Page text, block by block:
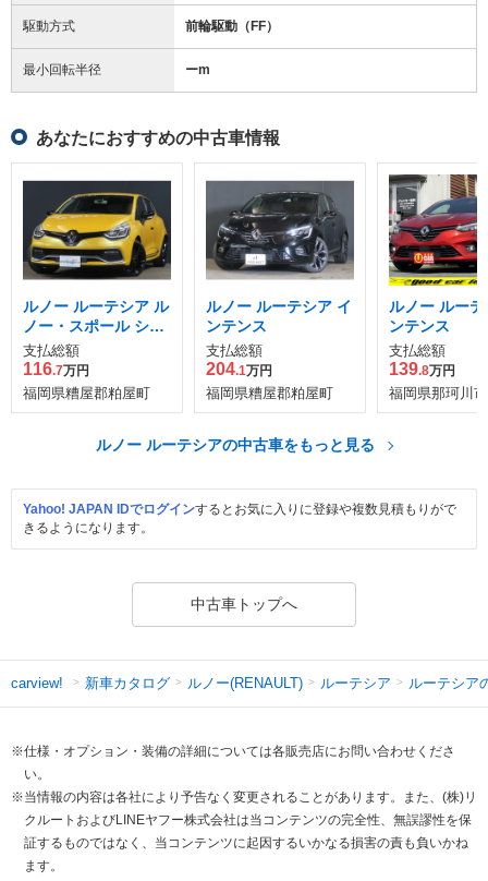
駆動方式 前輪駆動（FF）
最小回転半径 ーm
あなたにおすすめの中古車情報
ルノー ルーテシア ル
ノー・スポール シャ
シー カップ
支払総額
116.7万円
福岡県糟屋郡粕屋町
ルノー ルーテシア イ
ンテンス
支払総額
204.1万円
福岡県糟屋郡粕屋町
ルノー ルー
ンテンス
支払総額
139.8万円
福岡県那珂川市
ルノー ルーテシアの中古車をもっと見る
Yahoo! JAPAN IDでログインするとお気に入りに登録や複数見積もりがで
きるようになります。
中古車トップへ
carview! 新車カタログ ルノー(RENAULT) ルーテシア ルーテシア
※仕様・オプション・装備の詳細については各販売店にお問い合わせくださ
い。
※当情報の内容は各社により予告なく変更されることがあります。また、(株)リ
クルートおよびLINEヤフー株式会社は当コンテンツの完全性、無誤謬性を保
証するものではなく、当コンテンツに起因するいかなる損害の責も負いかね
ます。